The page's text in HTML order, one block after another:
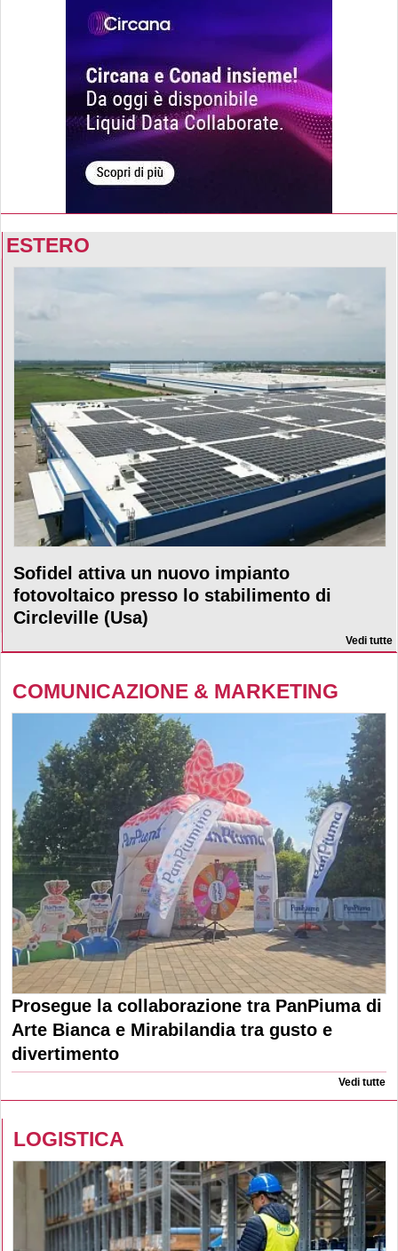
ESTERO
Sofidel attiva un nuovo impianto
fotovoltaico presso lo stabilimento di
Circleville (Usa)
Vedi tutte
COMUNICAZIONE & MARKETING
Prosegue la collaborazione tra PanPiuma di
Arte Bianca e Mirabilandia tra gusto e
divertimento
Vedi tutte
LOGISTICA